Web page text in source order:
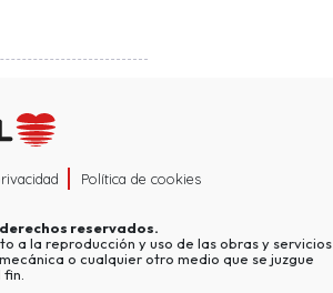
Política de cookies
reservados.
a la reproducción y uso de las obras y servicios
o cualquier otro medio que se juzgue